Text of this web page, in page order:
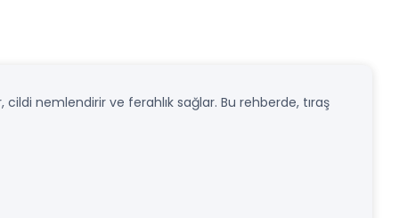
nemlendirir ve ferahlık sağlar. Bu rehberde, tıraş